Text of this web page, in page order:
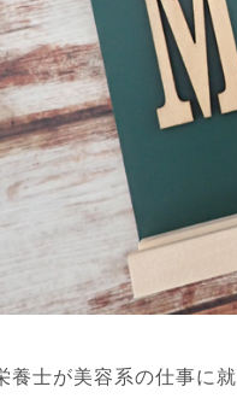
養士が美容系の仕事に